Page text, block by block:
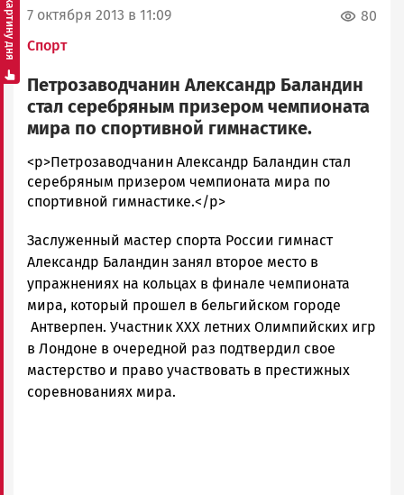
7 октября 2013 в 11:09
Спорт
80
Петрозаводчанин Александр Баландин
стал серебряным призером чемпионата
мира по спортивной гимнастике.
admintimur
Новости
Петрозаводска
Карелии
|
Петрозаводск
ГОВОРИТ
<p>Петрозаводчанин Александр Баландин стал
серебряным призером чемпионата мира по
спортивной гимнастике.</p>
Заслуженный мастер спорта России гимнаст
Александр Баландин занял второе место в
упражнениях на кольцах в финале чемпионата
мира, который прошел в бельгийском городе
Антверпен. Участник XXX летних Олимпийских игр
в Лондоне в очередной раз подтвердил свое
мастерство и право участвовать в престижных
соревнованиях мира.